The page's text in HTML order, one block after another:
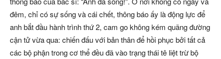
đêm, chỉ có sự sống và cái chết, thông báo ấy là động lực để
anh bắt đầu hành trình thứ 2, cam go không kém quãng đường
cận tử vừa qua: chiến đấu với bản thân để hồi phục bởi tất cả
các bộ phận trong cơ thể đều đã vào trạng thái tê liệt trừ bộ